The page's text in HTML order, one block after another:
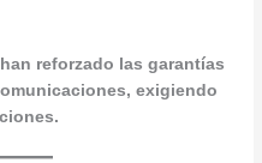
reforzado las garantías
exigiendo